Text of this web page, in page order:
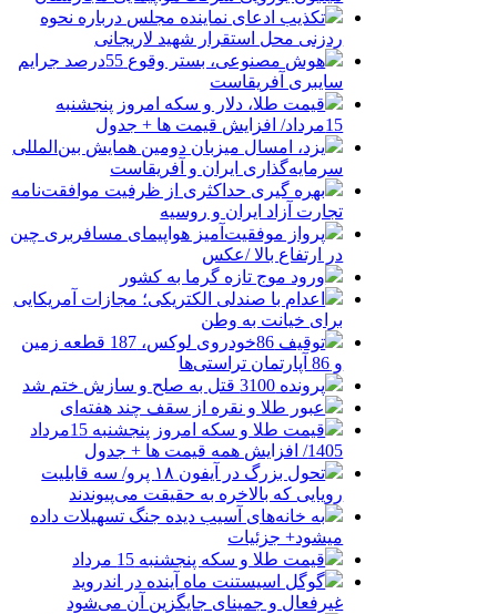
تکذیب ادعای نماینده مجلس درباره نحوه
ردزنی محل استقرار شهید لاریجانی
هوش مصنوعی، بستر وقوع 55درصد جرایم
سایبری آفریقاست
قیمت طلا، دلار و سکه امروز پنجشنبه
15مرداد/ افزایش قیمت ها + جدول
یزد، امسال میزبان دومین همایش بین‌المللی
سرمایه‌گذاری ایران و آفریقاست
بهره گیری حداکثری از ظرفیت موافقت‌نامه
تجارت آزاد ایران و روسیه
پرواز موفقیت‌آمیز هواپیمای مسافربری چین
در ارتفاع بالا /عکس
ورود موج تازه گرما به کشور
اعدام با صندلی الکتریکی؛ مجازات آمریکایی
برای خیانت به وطن
توقیف 86خودروی لوکس، 187 قطعه زمین
و 86 آپارتمان تراستی‌ها
پرونده 3100 قتل به صلح و سازش ختم شد
عبور طلا و نقره از سقف چند هفته‌ای
قیمت طلا و سکه امروز پنجشنبه 15مرداد
1405/ افزایش همه قیمت ها + جدول
تحول بزرگ در آیفون ۱۸ پرو/ سه قابلیت
رویایی که بالاخره به حقیقت می‌پیوندند
به خانه‌های آسیب دیده جنگ تسهیلات داده
میشود+ جزئیات
قیمت طلا و سکه پنجشنبه 15 مرداد
گوگل اسیستنت ماه آینده در اندروید
غیرفعال و جمینای جایگزین آن می‌شود